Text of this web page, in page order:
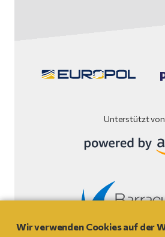
Unterstützt von
Wir verwenden Cookies auf der